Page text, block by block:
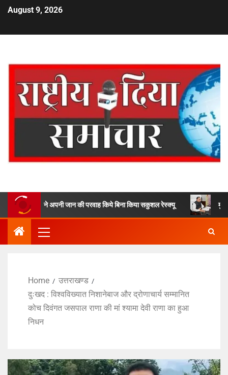
August 9, 2026
ने अपनी जान की परवाह किये बिना किया सकुशल रेस्क्यू मुख्यमंत्री ने 9
Home
उत्तराखण्ड
दुःखद : विश्वविख्यात निशानेबाज और द्रोणाचार्य सम्मानित
कोच दिवंगत जसपाल राणा की मां श्यामा देवी राणा का हुआ
निधन